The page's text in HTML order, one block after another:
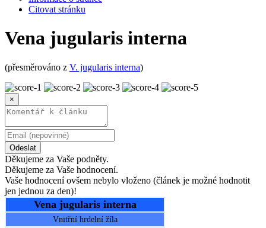
Citovat stránku
Vena jugularis interna
(přesměrováno z V. jugularis interna)
×
Odeslat
Děkujeme za Vaše podněty.
Děkujeme za Vaše hodnocení.
Vaše hodnocení ovšem nebylo vloženo (článek je možné hodnotit
jen jednou za den)!
Vena jugularis interna
Vnitřní hrdelní žíla